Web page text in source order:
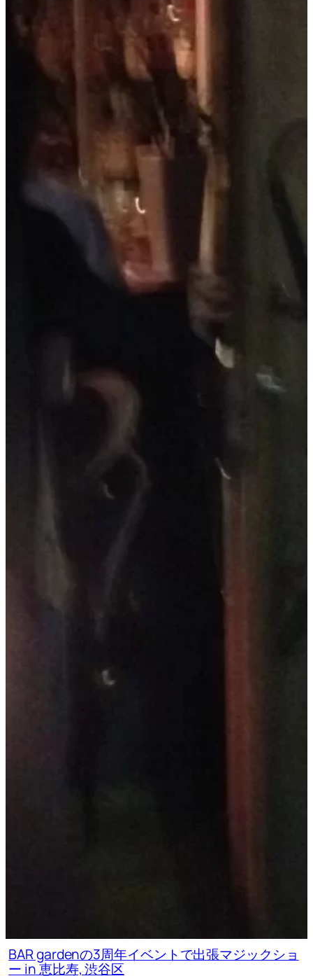
BAR gardenの3周年イベントで出張マジックショ
ー in 恵比寿, 渋谷区